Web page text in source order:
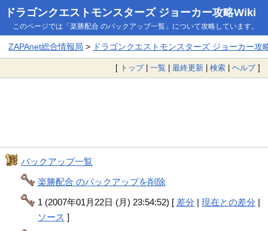
ドラゴンクエストモンスターズ ジョーカー攻略Wiki
このページでは「楽勝配合 のバックアップ一覧」について攻略しています。
ZAPAnet総合情報局 > ドラゴンクエストモンスターズ ジョーカー攻
[ トップ| 一覧 | 最終更新 | 検索 | ヘルプ]
バックアップ一覧
楽勝配合 のバックアップを削除
1 (2007年01月22日 (月) 23:54:52) [ 差分 |現在との差分 |
ソース ]